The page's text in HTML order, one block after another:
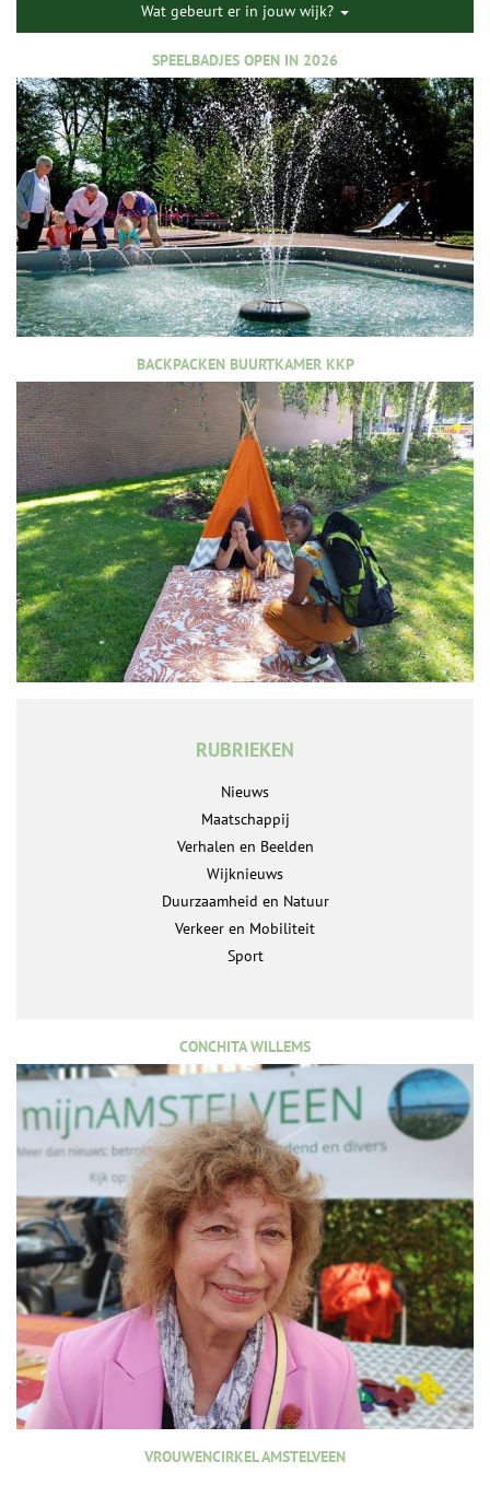
Wat gebeurt er in jouw wijk?
SPEELBADJES OPEN IN 2026
BACKPACKEN BUURTKAMER KKP
RUBRIEKEN
Nieuws
Maatschappij
Verhalen en Beelden
Wijknieuws
Duurzaamheid en Natuur
Verkeer en Mobiliteit
Sport
CONCHITA WILLEMS
VROUWENCIRKEL AMSTELVEEN